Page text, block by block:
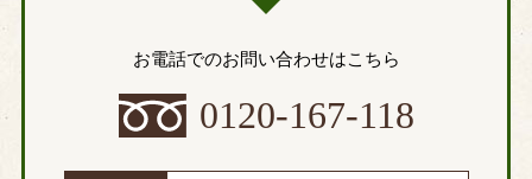
お電話でのお問い合わせはこちら
0120-167-118